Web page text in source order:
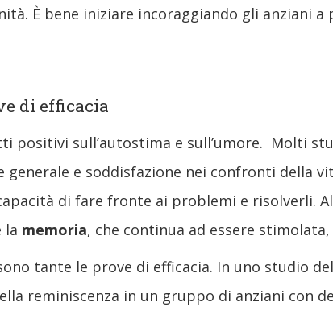
È bene iniziare incoraggiando gli anziani a
di efficacia
positivi sull’autostima e sull’umore. Molti
generale e soddisfazione nei confronti della
di fare fronte ai problemi e risolverli.
la memoria, che continua ad essere stimolata,
tante le prove di efficacia. In uno studio
reminiscenza in un gruppo di anziani con